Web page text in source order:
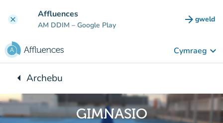
clear Affluences
AM DDIM – Google Play arrow_forward gweld
(tab
Cymraeg keyboard_arrow_down
arrow_leftYn ôl i:
Archebu
GIMNASIO